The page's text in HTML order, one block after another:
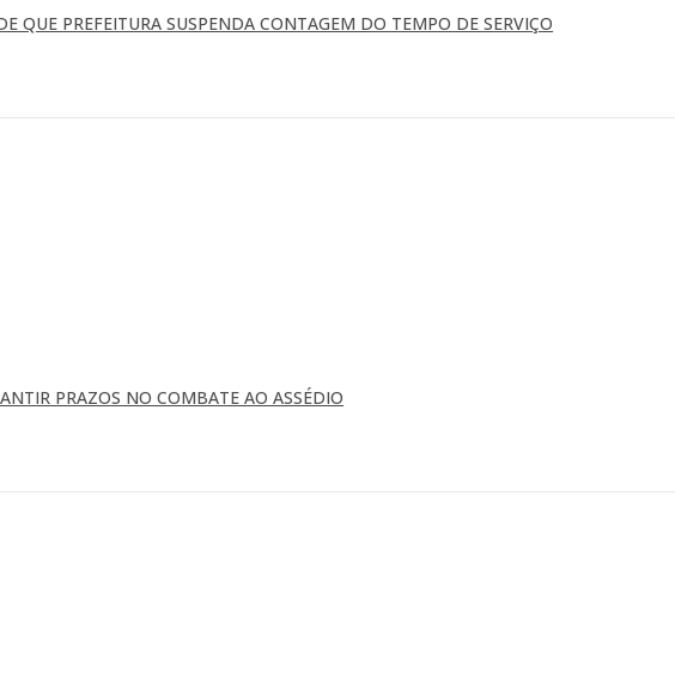
QUE PREFEITURA SUSPENDA CONTAGEM DO TEMPO DE SERVIÇO
PRAZOS NO COMBATE AO ASSÉDIO